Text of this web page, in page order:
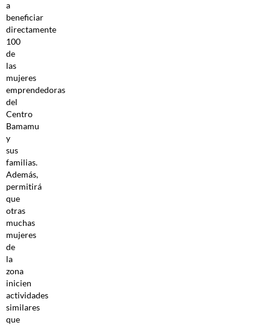
a
beneficiar
directamente
100
de
las
mujeres
emprendedoras
del
Centro
Bamamu
y
sus
familias.
Además,
permitirá
que
otras
muchas
mujeres
de
la
zona
inicien
actividades
similares
que